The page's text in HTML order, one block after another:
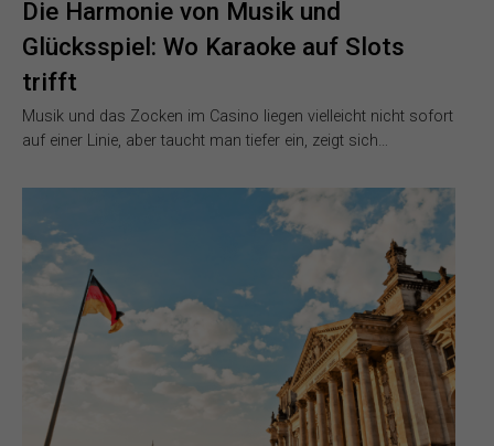
Die Harmonie von Musik und
Glücksspiel: Wo Karaoke auf Slots
trifft
Musik und das Zocken im Casino liegen vielleicht nicht sofort
auf einer Linie, aber taucht man tiefer ein, zeigt sich…